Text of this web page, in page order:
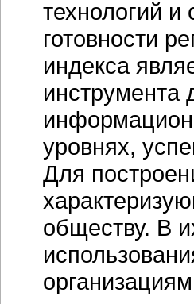
технологий
готовности
индекса
инструмента
уровнях,
Для
обществу. В